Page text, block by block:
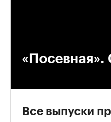
«Посевная».
Все выпуски